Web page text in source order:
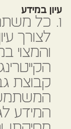
עיון במידע
כל
לצורך
והמצוי
קבוצת
המשתמש
המידע